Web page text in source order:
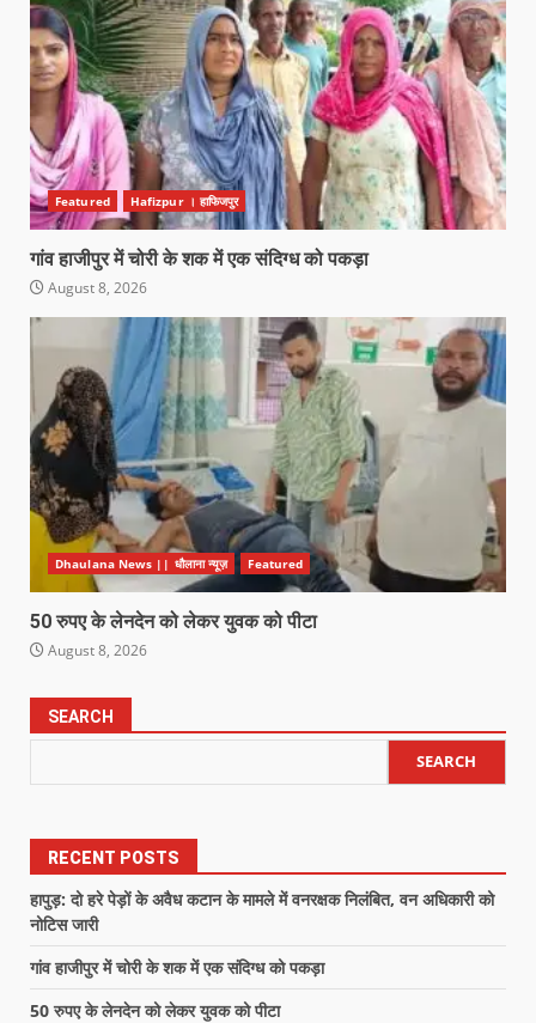
Featured Hafizpur । हाफिजपुर
गांव हाजीपुर में चोरी के शक में एक संदिग्ध को पकड़ा
August 8, 2026
Dhaulana News || धौलाना न्यूज़ Featured
50 रुपए के लेनदेन को लेकर युवक को पीटा
August 8, 2026
SEARCH
SEARCH
RECENT POSTS
हापुड़: दो हरे पेड़ों के अवैध कटान के मामले में वनरक्षक निलंबित, वन अधिकारी को
नोटिस जारी
गांव हाजीपुर में चोरी के शक में एक संदिग्ध को पकड़ा
50 रुपए के लेनदेन को लेकर युवक को पीटा